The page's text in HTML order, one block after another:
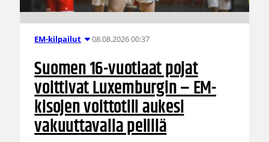
EM-kilpailut 08.08.2026 00:37
Suomen 16-vuotiaat pojat
voittivat Luxemburgin – EM-
kisojen voittotili aukesi
vakuuttavalla pelillä